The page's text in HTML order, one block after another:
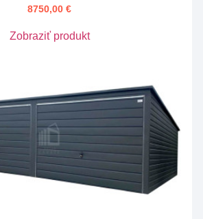
8750,00 €
Zobraziť produkt